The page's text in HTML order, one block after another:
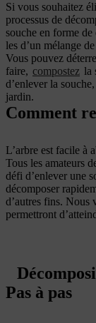
Si vous souhaitez
processus de
souche en forme de
les d’un mélange
Vous pouvez
faire, compostez la
d’enlever la
jardin.
Comment
L’arbre est facile à
Tous les amateurs
défi d’enlever une
décomposer
d’autres fins. Nous
permettront
Pas à pas